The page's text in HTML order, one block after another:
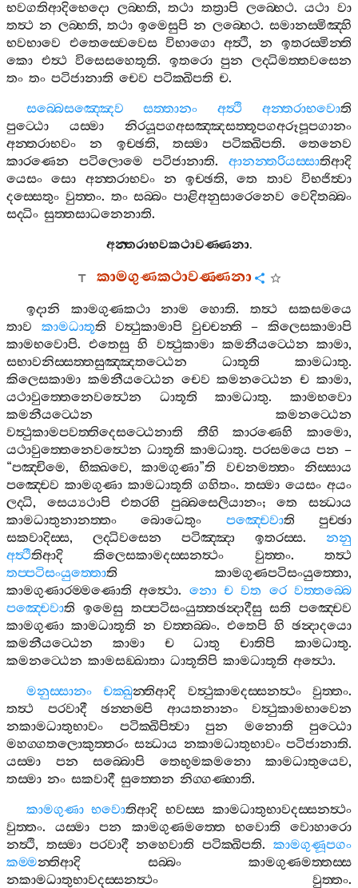
භවගතිආදිභෙදො ලබ‍්භති,තථා තත්‍රාපි ලබ‍්භෙථ.යථා වා
තත්‍ථ න ලබ‍්භති, තථා ඉමෙසුපි න ලබ‍්භෙථ.සමානස‍්මිඤ‍්හි
භවභාවෙ
එතෙස‍්වෙවෙස විභාගො අත්‍ථි,න
ඉතරස‍්මින‍්ති
කො එත්‍ථ විසෙසහෙතූති. ඉතරො පුන
ලද‍්ධිමත‍්තවසෙන
තං තං පටිජානාති චෙව පටික‍්ඛිපති ච.
සබ‍්බෙසඤ‍්ඤෙව
සත‍්තානං අත්‍ථි අන‍්තරාභවොති
පුට‍්ඨො
යස‍්මා
නිරයූපගඅසඤ‍්ඤසත‍්තූපගඅරූපූපගානං
අන‍්තරාභවං
න ඉච‍්ඡති,තස‍්මා පටික‍්ඛිපති.තෙනෙව
කාරණෙන
පටිලොමෙ පටිජානාති.ආනන‍්තරියස‍්සාතිආදි
යෙසං සො අන‍්තරාභවං න ඉච‍්ඡති,තෙ තාව
විභජිත්‍වා
දස‍්සෙතුං වුත‍්තං. තං සබ‍්බං පාළිඅනුසාරෙනෙව වෙදිතබ‍්බං
සද‍්ධිං සුත‍්තසාධනෙනාති.
අන‍්තරාභවකථාවණ‍්ණනා.
කාමගුණකථාවණ‍්ණනා
ඉදානි කාමගුණකථා නාම හොති.තත්‍ථ
සකසමයෙ
තාව
කාමධාතූති වත්‍ථුකාමාපි වුච‍්චන‍්ති –කිලෙසකාමාපි
කාමභවොපි.එතෙසු හි වත්‍ථුකාමා කමනීයට‍්ඨෙන කාමා,
සභාවනිස‍්සත‍්තසුඤ‍්ඤතට‍්ඨෙන
ධාතූති කාමධාතු.
කිලෙසකාමා කමනීයට‍්ඨෙන චෙව කමනට‍්ඨෙන ච කාමා,
යථාවුත‍්තෙනෙවත්‍ථෙන
ධාතූති කාමධාතු.කාමභවො
කමනීයට‍්ඨෙන
කමනට‍්ඨෙන
වත්‍ථුකාමපවත‍්තිදෙසට‍්ඨෙනාති
තීහි කාරණෙහි කාමො,
යථාවුත‍්තෙනෙවත්‍ථෙන ධාතූති කාමධාතු. පරසමයෙ පන –
“පඤ‍්චිමෙ, භික‍්ඛවෙ, කාමගුණා”ති වචනමත‍්තං
නිස‍්සාය
පඤ‍්චෙව කාමගුණා කාමධාතූති ගහිතං. තස‍්මා යෙසං අයං
ලද‍්ධි, සෙය්‍යථාපි එතරහි පුබ‍්බසෙලියානං;තෙ
සන්‍ධාය
කාමධාතුනානත‍්තං
බොධෙතුං පඤ‍්චෙවාති
පුච‍්ඡා
සකවාදිස‍්ස, ලද‍්ධිවසෙන පටිඤ‍්ඤා ඉතරස‍්ස. නනු
අත්‍ථීතිආදි කිලෙසකාමදස‍්සනත්‍ථං වුත‍්තං.තත්‍ථ
තප‍්පටිසංයුත‍්තොති කාමගුණපටිසංයුත‍්තො,
කාමගුණාරම‍්මණොති අත්‍ථො. නො ච වත රෙ වත‍්තබ‍්බෙ
පඤ‍්චෙවාති ඉමෙසු තප‍්පටිසංයුත‍්තඡන්‍දාදීසු සති පඤ‍්චෙව
කාමගුණා කාමධාතූති න වත‍්තබ‍්බං. එතෙපි හි ඡන්‍දාදයො
කමනීයට‍්ඨෙන
කාමා ච ධාතු චාතිපි කාමධාතු.
කමනට‍්ඨෙන කාමසඞ‍්ඛාතා ධාතූතිපි කාමධාතූති අත්‍ථො.
මනුස‍්සානං
චක‍්ඛුන‍්තිආදි වත්‍ථුකාමදස‍්සනත්‍ථං වුත‍්තං.
තත්‍ථ
පරවාදී ඡන‍්නම‍්පි ආයතනානං
වත්‍ථුකාමභාවෙන
නකාමධාතුභාවං
පටික‍්ඛිපිත්‍වා පුන මනොති
පුට‍්ඨො
මහග‍්ගතලොකුත‍්තරං සන්‍ධාය නකාමධාතුභාවං පටිජානාති.
යස‍්මා
පන සබ‍්බොපි තෙභූමකමනො කාමධාතුයෙව,
තස‍්මා නං සකවාදී සුත‍්තෙන නිග‍්ගණ‍්හාති.
කාමගුණා භවොතිආදි භවස‍්ස කාමධාතුභාවදස‍්සනත්‍ථං
වුත‍්තං.යස‍්මා පන කාමගුණමත‍්තෙ භවොති
වොහාරො
නත්‍ථි, තස‍්මා පරවාදී නහෙවාති පටික‍්ඛිපති.කාමගුණූපගං
කම‍්මන‍්තිආදි සබ‍්බං
කාමගුණමත‍්තස‍්ස
නකාමධාතුභාවදස‍්සනත්‍ථං
වුත‍්තං.